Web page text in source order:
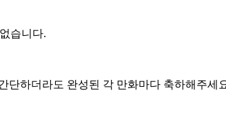
습니다.
단하더라도 완성된 각 만화마다 축하해주세